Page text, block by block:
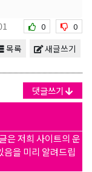
0 0
새글쓰기
목록
댓글쓰기
은 저희 사이트의 운
음을 미리 알려드립